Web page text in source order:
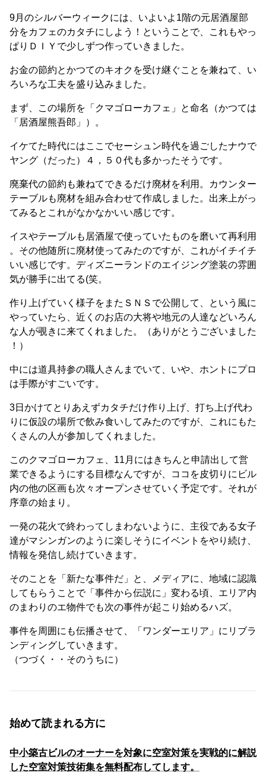
9月のシルバーウィークには、いよいよ1階の元居酒屋部
分をカフェのカタチにしよう！ということで、これもやっ
ぱりＤＩＹで少しずつ作っていきました。
お金の節約とかつてのキオクを受け継ぐことを兼ねて、い
ろいろな工夫を盛り込みました。
まず、この場所を「クマゴローカフェ」と命名（かつては
「居酒屋熊吾郎」）。
イケてた時代にはここでセーシュン時代を過ごしたナウで
ヤング（だった）４，５０代も多かったそうです。
廃棄代の節約も兼ねてできるだけ廃材を利用。カウンター
テーブルも廃材を組み合わせて作成しました。出来上がっ
てみるとこれがなかなかいい感じです。
イスやテーブルも居酒屋で使っていたものを磨いて再利用
。その他随所に廃材使ってみたのですが、これがイチイチ
いい感じです。ディズニーランドのエイジング塗装の雰囲
気が勝手に出てる(笑。
作り上げていく様子をまたＳＮＳで公開して、という風に
やっていたら、近くのお店の大将や地元の人達などいろん
な人が覗きに来てくれました。（ありがとうございました
！）
中には道具持参の職人さんまでいて、いや、ホントにプロ
は手際がすごいです。
3日かけてとりあえずカタチだけ作り上げ、打ち上げ代わ
りに仮設の場所で飲み食いしてみたのですが、これにもた
くさんの人が参加してくれました。
このクマゴローカフェ、11月にはきちんと申請出して営
業できるようにする目標なんですが、ココを皮切りにビル
内の他の区画も次々オープンさせていく予定です。それが
序章の始まり。
一発の花火で終わってしまわないように、主役である女子
達がマシンガンのように楽しそうにイベントをやり続け、
情報を発信し続けていきます。
そのことを「新たな事件だ」と、メディアに、地域に認識
してもらうことで「事件から伝説に」変わる頃、エリア内
のまわりのエ物件でも次の事件が起こり始めるハズ。
事件を周囲にも伝播させて、「ワンダーエリア」にリブラ
ンディングしていきます。
（つづく・・そのうちに）
始めて読まれる方に
中小築古ビルのオーナーを対象に空室対策を実戦的に解説
した空室対策技術集を無料配布してします。